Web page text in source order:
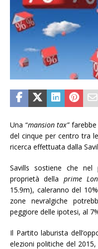
Una “mansion tax”farebbe
del cinque per centro tra
ricerca effettuata dalla
Savills sostiene che
proprietà della prime
15.9m), caleranno del
zone nevralgiche
peggiore delle ipotesi, al
Il Partito laburista
elezioni politiche del